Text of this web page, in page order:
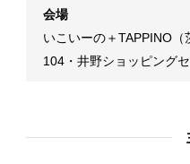
会場
いこいーの＋TAPPINO
104・井野ショッピングセ